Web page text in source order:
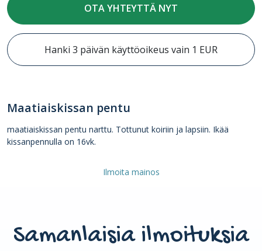
OTA YHTEYTTÄ NYT
Hanki 3 päivän käyttöoikeus vain 1 EUR
Maatiaiskissan pentu
maatiaiskissan pentu narttu. Tottunut koiriin ja lapsiin. Ikää
kissanpennulla on 16vk.
Ilmoita mainos
Samanlaisia ilmoituksia